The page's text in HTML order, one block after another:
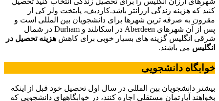
کنید که هزینه زندگی ارزانتر باشد.کاردیف، پایتخت ولز کی از
مقرون به صرفه ترین شهرها برای دانشجویان بین المللی است و
پس از آن شهرهای Aberdeen در اسکاتلند و Durham در شمال
شرقی انگلیس گزینه های بسیار خوبی برای کاهش هزینه تحصیل در
انگلیس می باشند.
خوابگاه دانشجویی
بیشتر دانشجویان بین المللی در سال اول تحصیل خود قبل از اینکه
بخواهند آپارتمان مستقلی اجاره کنند، در خوابگاههای دانشجویی که